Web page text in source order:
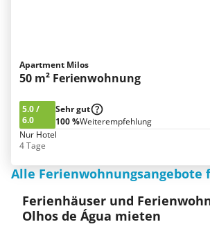
Apartment Milos
50 m² Ferienwohnung
5.0/
6.0
Sehr gut
100 %Weiterempfehlung
Nur Hotel
4 Tage
Alle Ferienwohnungsangebote
Ferienhäuser und
Olhos de Água mieten